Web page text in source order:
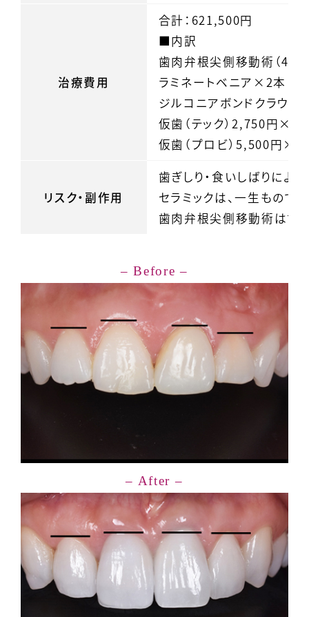
治療費用
合計：621,500円
■内訳
歯肉弁根尖側移動術（
ラミネートベニア×2本（
ジルコニアボンドクラウ
仮歯（テック）2,750円×2
仮歯（プロビ）5,500円×4
リスク・副作用
歯ぎしり・食いしばりによ
セラミックは、一生もので
歯肉弁根尖側移動術は歯ぐ